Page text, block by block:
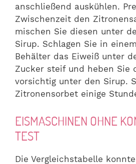
anschließend auskühlen.
Zwischenzeit den
mischen Sie diesen unter
Sirup. Schlagen Sie in
Behälter das Eiweiß unter
Zucker steif und heben Sie
vorsichtig unter den Sirup.
Zitronensorbet einige
EISMASCHINEN OHNE
TEST
Die Vergleichstabelle